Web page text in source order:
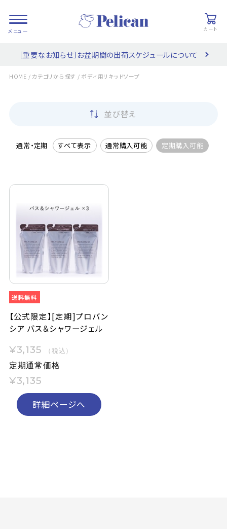
カート
PRODUCTS/ 商品を探す
COLLECTIONS/ ブランド一覧
定期購入
お問い合わせ
ペリカン石鹸について
よくあるご質問
会員登録でお得
NEWS一覧
［重要なお知らせ］お盆期間の出荷スケジュールについて
HOME / カテゴリから探す / ボディ用リキッドソープ
並び替え
通常・定期 すべて表示 通常購入可能 定期購入可能
【公式限定】[定期]プロバン
シア バス＆シャワージェル
¥3,135 （税込）
定期通常価格
¥3,135
詳細ページへ